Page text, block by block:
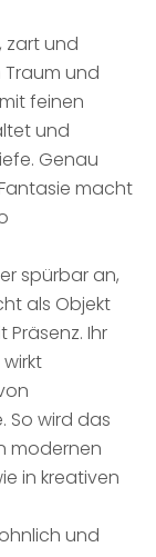
zart und
und
feinen
und
Genau
macht
spürbar an,
als Objekt
Präsenz. Ihr
So wird das
modernen
in kreativen
und